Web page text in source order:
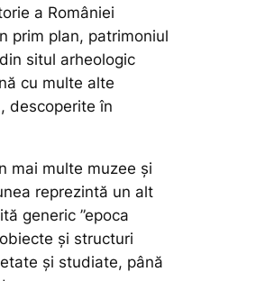
a României
prim plan, patrimoniul
situl arheologic
cu multe alte
descoperite în
mai multe muzee și
reprezintă un alt
generic ”epoca
și structuri
și studiate, până